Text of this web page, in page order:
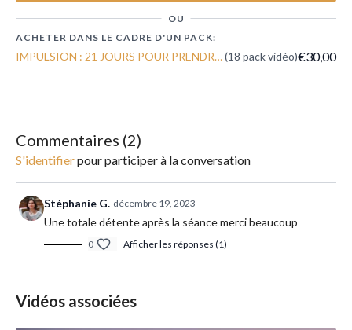
OU
ACHETER DANS LE CADRE D'UN PACK:
IMPULSION : 21 JOURS POUR PRENDRE UN NOUVEL ÉLAN EN 2022(18 pack vidéo)€30,00
Commentaires (2)
S'identifierpour participer à la conversation
Stéphanie G. décembre 19, 2023
Une totale détente après la séance merci beaucoup
0 Afficher les réponses (1)
Vidéos associées